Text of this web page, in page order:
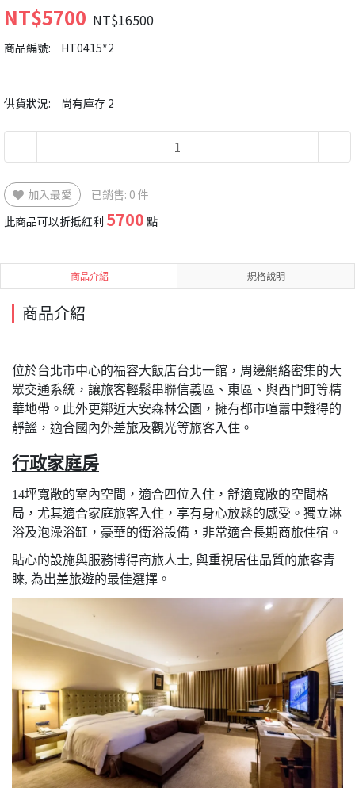
NT$5700 NT$16500
商品編號: HT0415*2
供貨狀況: 尚有庫存 2
加入最愛
已銷售: 0 件
此商品可以折抵紅利 5700 點
商品介紹 規格說明
商品介紹
位於台北市中心的福容大飯店台北一館，周邊網絡密集的大
眾交通系統，讓旅客輕鬆串聯信義區、東區、與西門町等精
華地帶。此外更鄰近大安森林公園，擁有都市喧囂中難得的
靜謐，適合國內外差旅及觀光等旅客入住。
行政家庭房
14坪寬敞的室內空間，適合四位入住，舒適寬敞的空間格
局，尤其適合家庭旅客入住，享有身心放鬆的感受。獨立淋
浴及泡澡浴缸，豪華的衛浴設備，非常適合長期商旅住宿。
貼心的設施與服務博得商旅人士, 與重視居住品質的旅客青
睞, 為出差旅遊的最佳選擇。